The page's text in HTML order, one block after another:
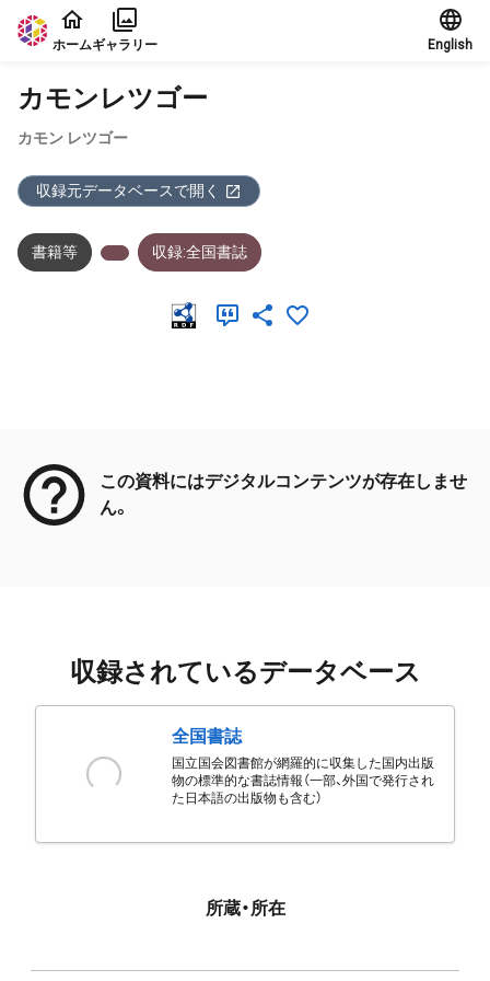
本文に飛ぶ
ホームギャラリー English
カモンレツゴー
カモン レツゴー
収録元データベースで開く
書籍等 収録:全国書誌
この資料にはデジタルコンテンツが存在しませ
ん。
収録されているデータベース
全国書誌
国立国会図書館が網羅的に収集した国内出版
物の標準的な書誌情報（一部、外国で発行され
た日本語の出版物も含む）
所蔵・所在